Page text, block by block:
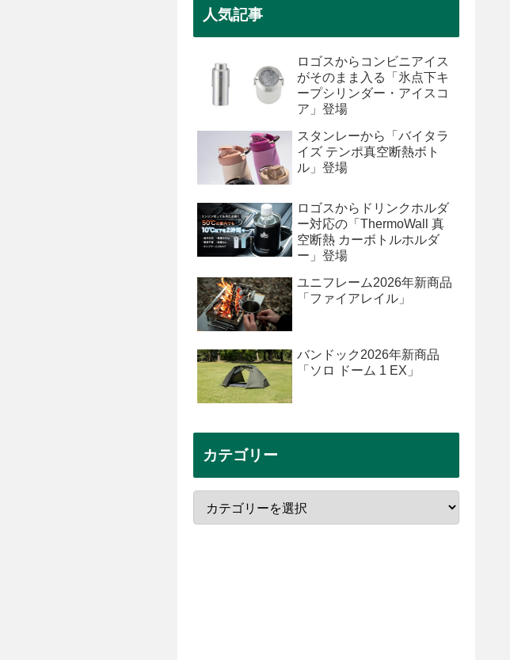
人気記事
ロゴスからコンビニアイス
がそのまま入る「氷点下キ
ープシリンダー・アイスコ
ア」登場
スタンレーから「バイタラ
イズ テンポ真空断熱ボト
ル」登場
ロゴスからドリンクホルダ
ー対応の「ThermoWall 真
空断熱 カーボトルホルダ
ー」登場
ユニフレーム2026年新商品
「ファイアレイル」
バンドック2026年新商品
「ソロ ドーム 1 EX」
カテゴリー